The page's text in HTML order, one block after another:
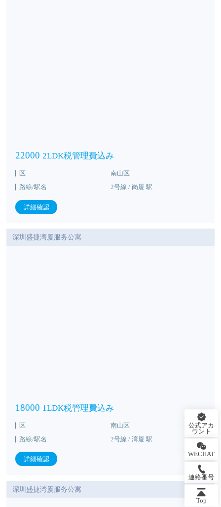
22000 2LDK税管理費込み
区
南山区
路線/駅名
2号線 / 岗厦 駅
詳細確認
深圳盛捷湾厦服务公寓
18000 1LDK税管理費込み
区
南山区
路線/駅名
2号線 / 湾厦 駅
詳細確認
深圳盛捷湾厦服务公寓
ウント
WECHAT
連絡番号
Top